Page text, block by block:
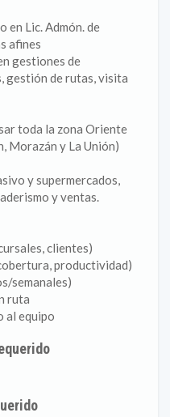
en Lic. Admón. de
afines
gestiones de
gestión de rutas, visita
toda la zona Oriente
Morazán y La Unión)
y supermercados,
y ventas.
clientes)
productividad)
semanales)
ruta
al equipo